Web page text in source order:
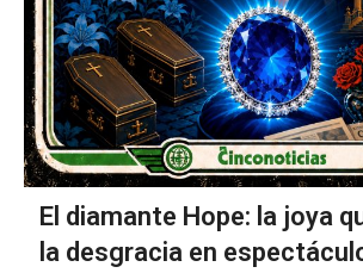
El diamante Hope: la joya
la desgracia en